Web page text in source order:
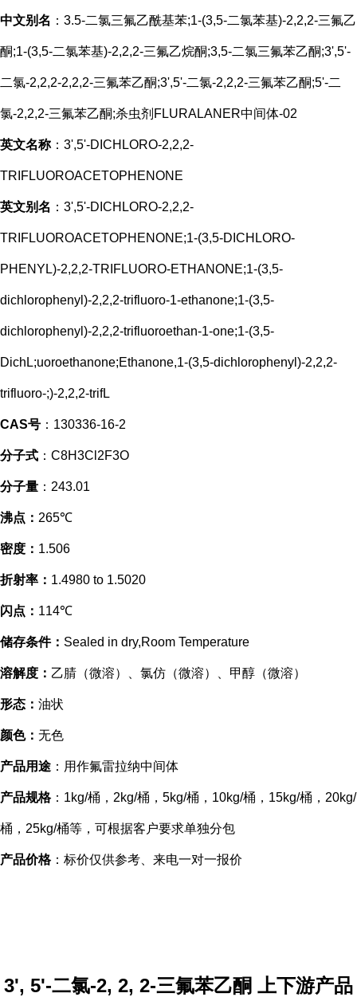
中文别名 ：3.5-二氯三氟乙酰基苯;1-(3,5-二氯苯基)-2,2,2-三氟乙
酮;1-(3,5-二氯苯基)-2,2,2-三氟乙烷酮;3,5-二氯三氟苯乙酮;3',5'-
二氯-2,2,2-2,2,2-三氟苯乙酮;3',5'-二氯-2,2,2-三氟苯乙酮;5'-二
氯-2,2,2-三氟苯乙酮;杀虫剂FLURALANER中间体-02
英文名称：3',5'-DICHLORO-2,2,2-
TRIFLUOROACETOPHENONE
英文别名 ：3',5'-DICHLORO-2,2,2-
TRIFLUOROACETOPHENONE;1-(3,5-DICHLORO-
PHENYL)-2,2,2-TRIFLUORO-ETHANONE;1-(3,5-
dichlorophenyl)-2,2,2-trifluoro-1-ethanone;1-(3,5-
dichlorophenyl)-2,2,2-trifluoroethan-1-one;1-(3,5-
DichL;uoroethanone;Ethanone,1-(3,5-dichlorophenyl)-2,2,2-
trifluoro-;)-2,2,2-trifL
CAS号 ：130336-16-2
分子式 ：C8H3Cl2F3O
分子量 ：243.01
沸点： 265℃
密度： 1.506
折射率： 1.4980 to 1.5020
闪点： 114℃
储存条件： Sealed in dry,Room Temperature
溶解度： 乙腈（微溶）、氯仿（微溶）、甲醇（微溶）
形态： 油状
颜色： 无色
产品用途 ：用作氟雷拉纳中间体
产品规格：1kg/桶，2kg/桶，5kg/桶，10kg/桶，15kg/桶，20kg/
桶，25kg/桶等，可根据客户要求单独分包
产品价格：标价仅供参考、来电一对一报价
3', 5'-二氯-2, 2, 2-三氟苯乙酮 上下游产品